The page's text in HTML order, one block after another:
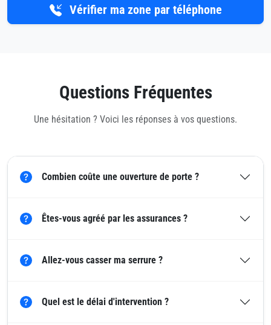
Vérifier ma zone par téléphone
Questions Fréquentes
Une hésitation ? Voici les réponses à vos questions.
Combien coûte une ouverture de porte ?
Êtes-vous agréé par les assurances ?
Allez-vous casser ma serrure ?
Quel est le délai d'intervention ?